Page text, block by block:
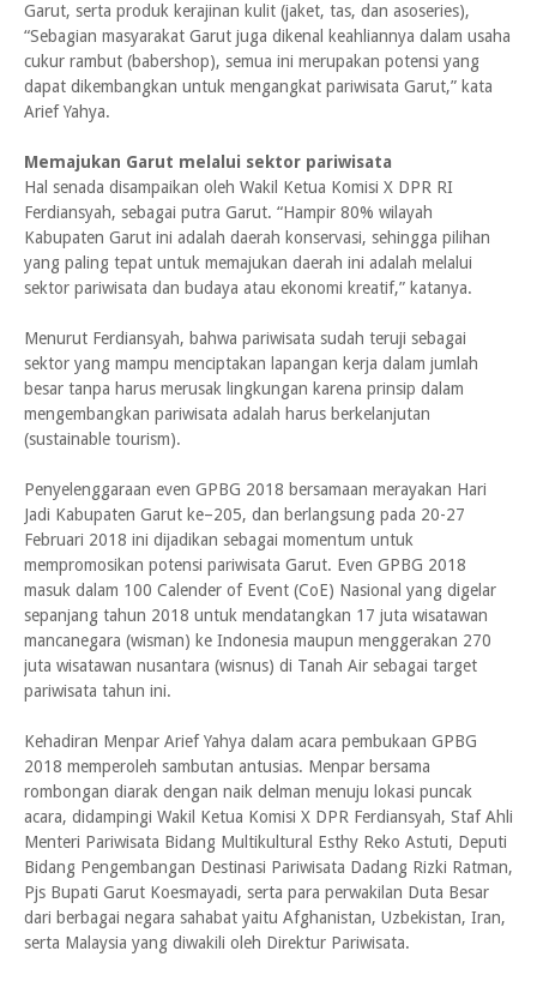
Garut, serta produk kerajinan kulit (jaket, tas, dan asoseries),
“Sebagian masyarakat Garut juga dikenal keahliannya dalam usaha
cukur rambut (babershop), semua ini merupakan potensi yang
dapat dikembangkan untuk mengangkat pariwisata Garut,” kata
Arief Yahya.
Memajukan Garut melalui sektor pariwisata
Hal senada disampaikan oleh Wakil Ketua Komisi X DPR RI
Ferdiansyah, sebagai putra Garut. “Hampir 80% wilayah
Kabupaten Garut ini adalah daerah konservasi, sehingga pilihan
yang paling tepat untuk memajukan daerah ini adalah melalui
sektor pariwisata dan budaya atau ekonomi kreatif,” katanya.
Menurut Ferdiansyah, bahwa pariwisata sudah teruji sebagai
sektor yang mampu menciptakan lapangan kerja dalam jumlah
besar tanpa harus merusak lingkungan karena prinsip dalam
mengembangkan pariwisata adalah harus berkelanjutan
(sustainable tourism).
Penyelenggaraan even GPBG 2018 bersamaan merayakan Hari
Jadi Kabupaten Garut ke–205, dan berlangsung pada 20-27
Februari 2018 ini dijadikan sebagai momentum untuk
mempromosikan potensi pariwisata Garut. Even GPBG 2018
masuk dalam 100 Calender of Event (CoE) Nasional yang digelar
sepanjang tahun 2018 untuk mendatangkan 17 juta wisatawan
mancanegara (wisman) ke Indonesia maupun menggerakan 270
juta wisatawan nusantara (wisnus) di Tanah Air sebagai target
pariwisata tahun ini.
Kehadiran Menpar Arief Yahya dalam acara pembukaan GPBG
2018 memperoleh sambutan antusias. Menpar bersama
rombongan diarak dengan naik delman menuju lokasi puncak
acara, didampingi Wakil Ketua Komisi X DPR Ferdiansyah, Staf Ahli
Menteri Pariwisata Bidang Multikultural Esthy Reko Astuti, Deputi
Bidang Pengembangan Destinasi Pariwisata Dadang Rizki Ratman,
Pjs Bupati Garut Koesmayadi, serta para perwakilan Duta Besar
dari berbagai negara sahabat yaitu Afghanistan, Uzbekistan, Iran,
serta Malaysia yang diwakili oleh Direktur Pariwisata.